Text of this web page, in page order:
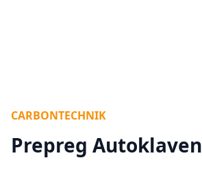
CARBONTECHNIK
Prepreg Autoklaven